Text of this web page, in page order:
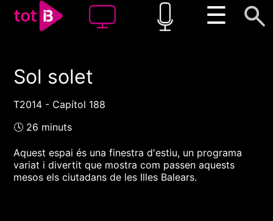
☰
00:00 00:00
1x
Sol solet
T2014 - Capítol 188
🕓 26 minuts
Aquest espai és una finestra d'estiu, un programa
variat i divertit que mostra com passen aquests
mesos els ciutadans de les Illes Balears.